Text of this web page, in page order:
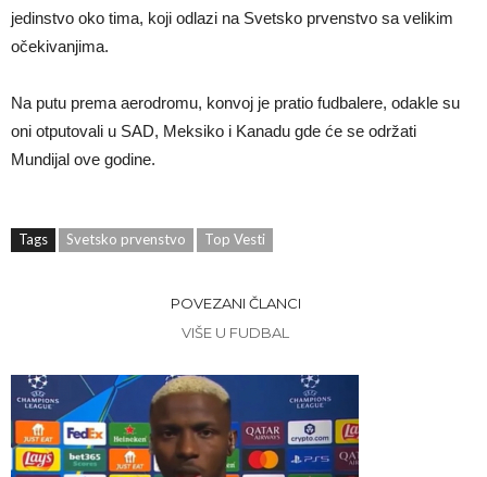
jedinstvo oko tima, koji odlazi na Svetsko prvenstvo sa velikim
očekivanjima.
Na putu prema aerodromu, konvoj je pratio fudbalere, odakle su
oni otputovali u SAD, Meksiko i Kanadu gde će se održati
Mundijal ove godine.
Tags Svetsko prvenstvo Top Vesti
POVEZANI ČLANCI
VIŠE U FUDBAL